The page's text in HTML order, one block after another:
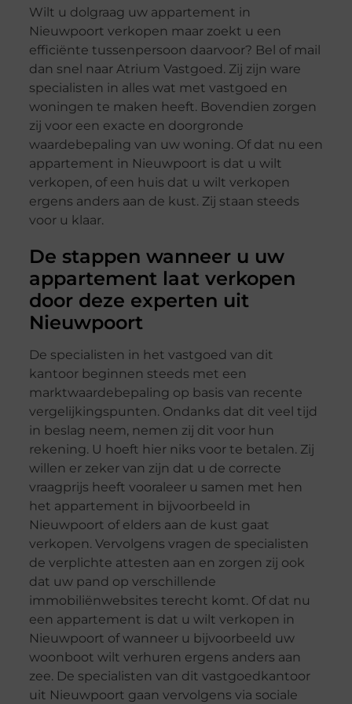
Wilt u dolgraag uw appartement in
Nieuwpoort verkopen maar zoekt u een
efficiënte tussenpersoon daarvoor? Bel of mail
dan snel naar Atrium Vastgoed. Zij zijn ware
specialisten in alles wat met vastgoed en
woningen te maken heeft. Bovendien zorgen
zij voor een exacte en doorgronde
waardebepaling van uw woning. Of dat nu een
appartement in Nieuwpoort is dat u wilt
verkopen, of een huis dat u wilt verkopen
ergens anders aan de kust. Zij staan steeds
voor u klaar.
De stappen wanneer u uw
appartement laat verkopen
door deze experten uit
Nieuwpoort
De specialisten in het vastgoed van dit
kantoor beginnen steeds met een
marktwaardebepaling op basis van recente
vergelijkingspunten. Ondanks dat dit veel tijd
in beslag neem, nemen zij dit voor hun
rekening. U hoeft hier niks voor te betalen. Zij
willen er zeker van zijn dat u de correcte
vraagprijs heeft vooraleer u samen met hen
het appartement in bijvoorbeeld in
Nieuwpoort of elders aan de kust gaat
verkopen. Vervolgens vragen de specialisten
de verplichte attesten aan en zorgen zij ook
dat uw pand op verschillende
immobiliënwebsites terecht komt. Of dat nu
een appartement is dat u wilt verkopen in
Nieuwpoort of wanneer u bijvoorbeeld uw
woonboot wilt verhuren ergens anders aan
zee. De specialisten van dit vastgoedkantoor
uit Nieuwpoort gaan vervolgens via sociale